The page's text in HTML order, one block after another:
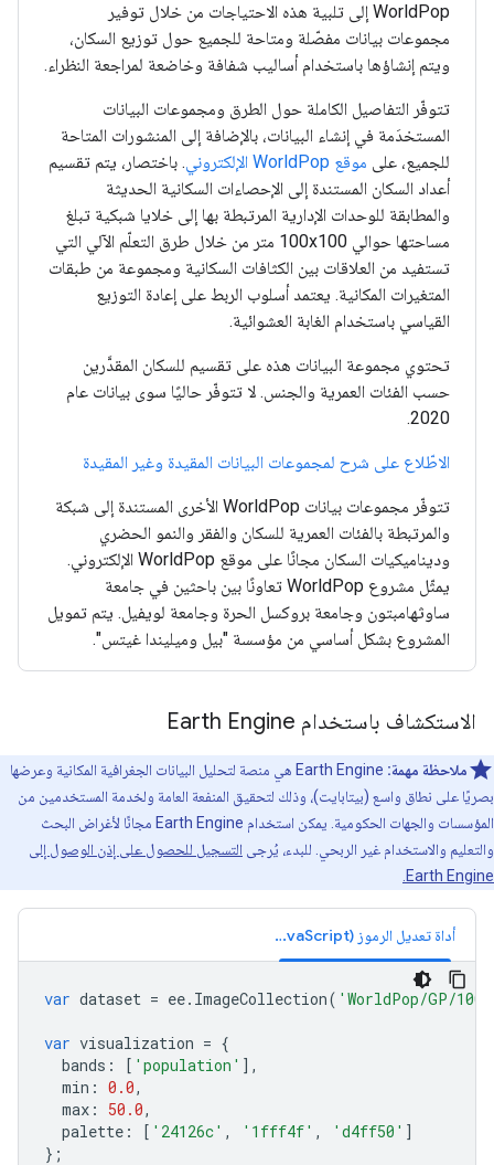
WorldPop إلى تلبية هذه الاحتياجات من خلال توفير
مجموعات بيانات مفصّلة ومتاحة للجميع حول توزيع السكان،
ويتم إنشاؤها باستخدام أساليب شفافة وخاضعة لمراجعة النظراء.
تتوفّر التفاصيل الكاملة حول الطرق ومجموعات البيانات
المستخدَمة في إنشاء البيانات، بالإضافة إلى المنشورات المتاحة
للجميع، على موقع WorldPop الإلكتروني
. باختصار، يتم تقسيم
أعداد السكان المستندة إلى الإحصاءات السكانية الحديثة
والمطابقة للوحدات الإدارية المرتبطة بها إلى خلايا شبكية تبلغ
مساحتها حوالي 100x100 متر من خلال طرق التعلّم الآلي التي
تستفيد من العلاقات بين الكثافات السكانية ومجموعة من طبقات
المتغيرات المكانية. يعتمد أسلوب الربط على إعادة التوزيع
القياسي باستخدام الغابة العشوائية.
تحتوي مجموعة البيانات هذه على تقسيم للسكان المقدَّرين
حسب الفئات العمرية والجنس. لا تتوفّر حاليًا سوى بيانات عام
2020.
الاطّلاع على شرح لمجموعات البيانات المقيدة وغير المقيدة
تتوفّر مجموعات بيانات WorldPop الأخرى المستندة إلى شبكة
والمرتبطة بالفئات العمرية للسكان والفقر والنمو الحضري
وديناميكيات السكان مجانًا على موقع WorldPop الإلكتروني.
يمثّل مشروع WorldPop تعاونًا بين باحثين في جامعة
ساوثهامبتون وجامعة بروكسل الحرة وجامعة لويفيل. يتم تمويل
المشروع بشكل أساسي من مؤسسة "بيل وميليندا غيتس".
الاستكشاف باستخدام Earth Engine
ملاحظة مهمة:
‫Earth Engine هي منصة لتحليل البيانات الجغرافية المكانية وعرضها
بصريًا على نطاق واسع (بيتابايت)، وذلك لتحقيق المنفعة العامة ولخدمة المستخدمين من
المؤسسات والجهات الحكومية. يمكن استخدام Earth Engine مجانًا لأغراض البحث
والتعليم والاستخدام غير الربحي. للبدء، يُرجى التسجيل للحصول على إذن الوصول إلى
Earth Engine.
أداة تعديل الرموز (JavaScript)
var dataset = ee. ImageCollection( 'WorldPop/GP/
var visualization = {
bands : [ 'population' ],
min : 0.0,
max : 50.0,
palette : [ '24126c' , '1fff4f' , 'd4ff50' ]
};